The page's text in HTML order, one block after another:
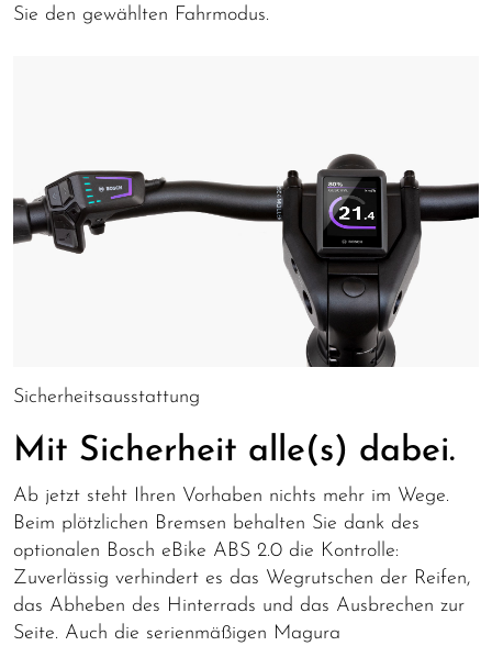
Sie den gewählten Fahrmodus.
Sicherheitsausstattung
Mit Sicherheit alle(s) dabei.
Ab jetzt steht Ihren Vorhaben nichts mehr im Wege.
Beim plötzlichen Bremsen behalten Sie dank des
optionalen Bosch eBike ABS 2.0 die Kontrolle:
Zuverlässig verhindert es das Wegrutschen der Reifen,
das Abheben des Hinterrads und das Ausbrechen zur
Seite. Auch die serienmäßigen Magura